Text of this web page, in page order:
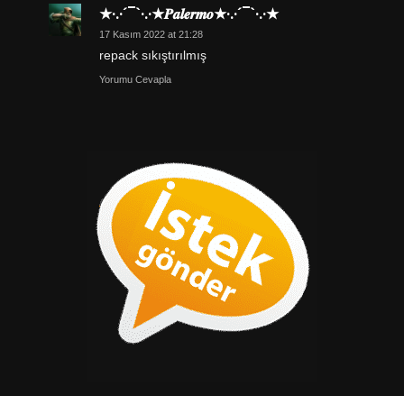
★·.·´¯`·.·★𝑷𝒂𝒍𝒆𝒓𝒎𝒐★·.·´¯`·.·★
17 Kasım 2022 at 21:28
repack sıkıştırılmış
Yorumu Cevapla